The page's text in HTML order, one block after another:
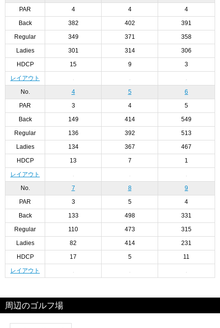
PAR 4 4 4
Back 382 402 391
Regular 349 371 358
Ladies 301 314 306
HDCP 15 9 3
レイアウト
No. 4 5 6
PAR 3 4 5
Back 149 414 549
Regular 136 392 513
Ladies 134 367 467
HDCP 13 7 1
レイアウト
No. 7 8 9
PAR 3 5 4
Back 133 498 331
Regular 110 473 315
Ladies 82 414 231
HDCP 17 5 11
レイアウト
周辺のゴルフ場